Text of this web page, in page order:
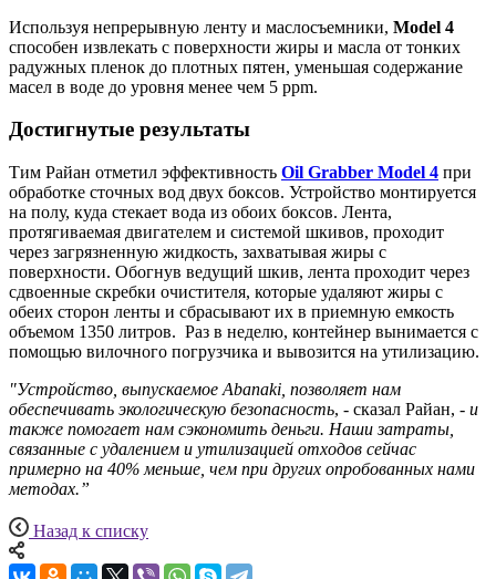
Используя непрерывную ленту и маслосъемники, Model 4
способен извлекать с поверхности жиры и масла от тонких
радужных пленок до плотных пятен, уменьшая содержание
масел в воде до уровня менее чем 5 ppm.
Достигнутые результаты
Тим Райан отметил эффективность Oil Grabber Model 4 при
обработке сточных вод двух боксов. Устройство монтируется
на полу, куда стекает вода из обоих боксов. Лента,
протягиваемая двигателем и системой шкивов, проходит
через загрязненную жидкость, захватывая жиры с
поверхности. Обогнув ведущий шкив, лента проходит через
сдвоенные скребки очистителя, которые удаляют жиры с
обеих сторон ленты и сбрасывают их в приемную емкость
объемом 1350 литров. Раз в неделю, контейнер вынимается с
помощью вилочного погрузчика и вывозится на утилизацию.
"Устройство, выпускаемое Abanaki, позволяет нам
обеспечивать экологическую безопасность, - сказал Райан, - и
также помогает нам сэкономить деньги. Наши затраты,
связанные с удалением и утилизацией отходов сейчас
примерно на 40% меньше, чем при других опробованных нами
методах.”
Назад к списку